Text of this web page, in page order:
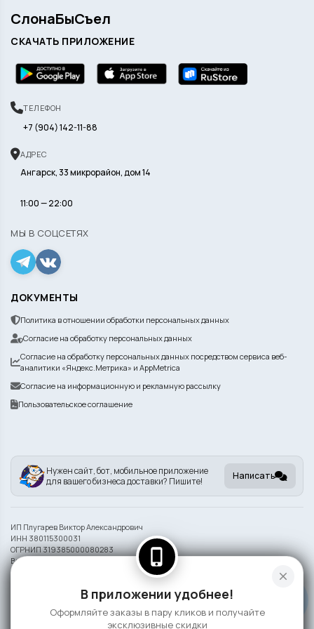
СлонаБыСъел
СКАЧАТЬ ПРИЛОЖЕНИЕ
ТЕЛЕФОН
+7 (904) 142-11-88
АДРЕС
Ангарск, 33 микрорайон, дом 14
11:00 — 22:00
МЫ В СОЦСЕТЯХ
ДОКУМЕНТЫ
Политика в отношении обработки персональных данных
Согласие на обработку персональных данных
Согласие на обработку персональных данных посредством сервиса веб-
аналитики «Яндекс.Метрика» и AppMetrica
Согласие на информационную и рекламную рассылку
Пользовательское соглашение
Нужен сайт, бот, мобильное приложение
для вашего бизнеса доставки? Пишите!
Написать
ИП Плугарев Виктор Александрович
ИНН 380115300031
ОГРНИП 319385000080283
Внешний вид блюд может отличаться от представленного на фото.
Информация на сайте носит справочный характер и не является публичной
2026 СлонаБыСъел
close
phone_iphone
В приложении удобнее!
Оформляйте заказы в пару кликов и получайте
эксклюзивные скидки